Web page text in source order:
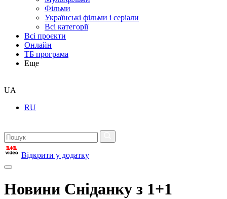
Фільми
Українські фільми і серіали
Всі категорії
Всі проєкти
Онлайн
ТБ програма
Еще
UA
RU
Відкрити у додатку
Новини Сніданку з 1+1